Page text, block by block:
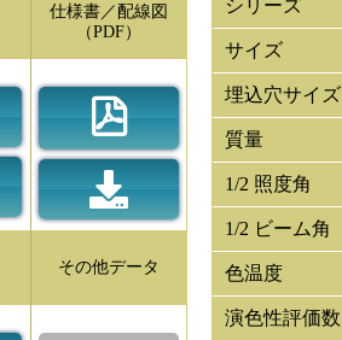
仕様書／配線図
（PDF）
その他データ
シリーズ
サイズ
埋込穴サイズ
質量
1/2 照度角
1/2 ビーム角
色温度
演色性評価数